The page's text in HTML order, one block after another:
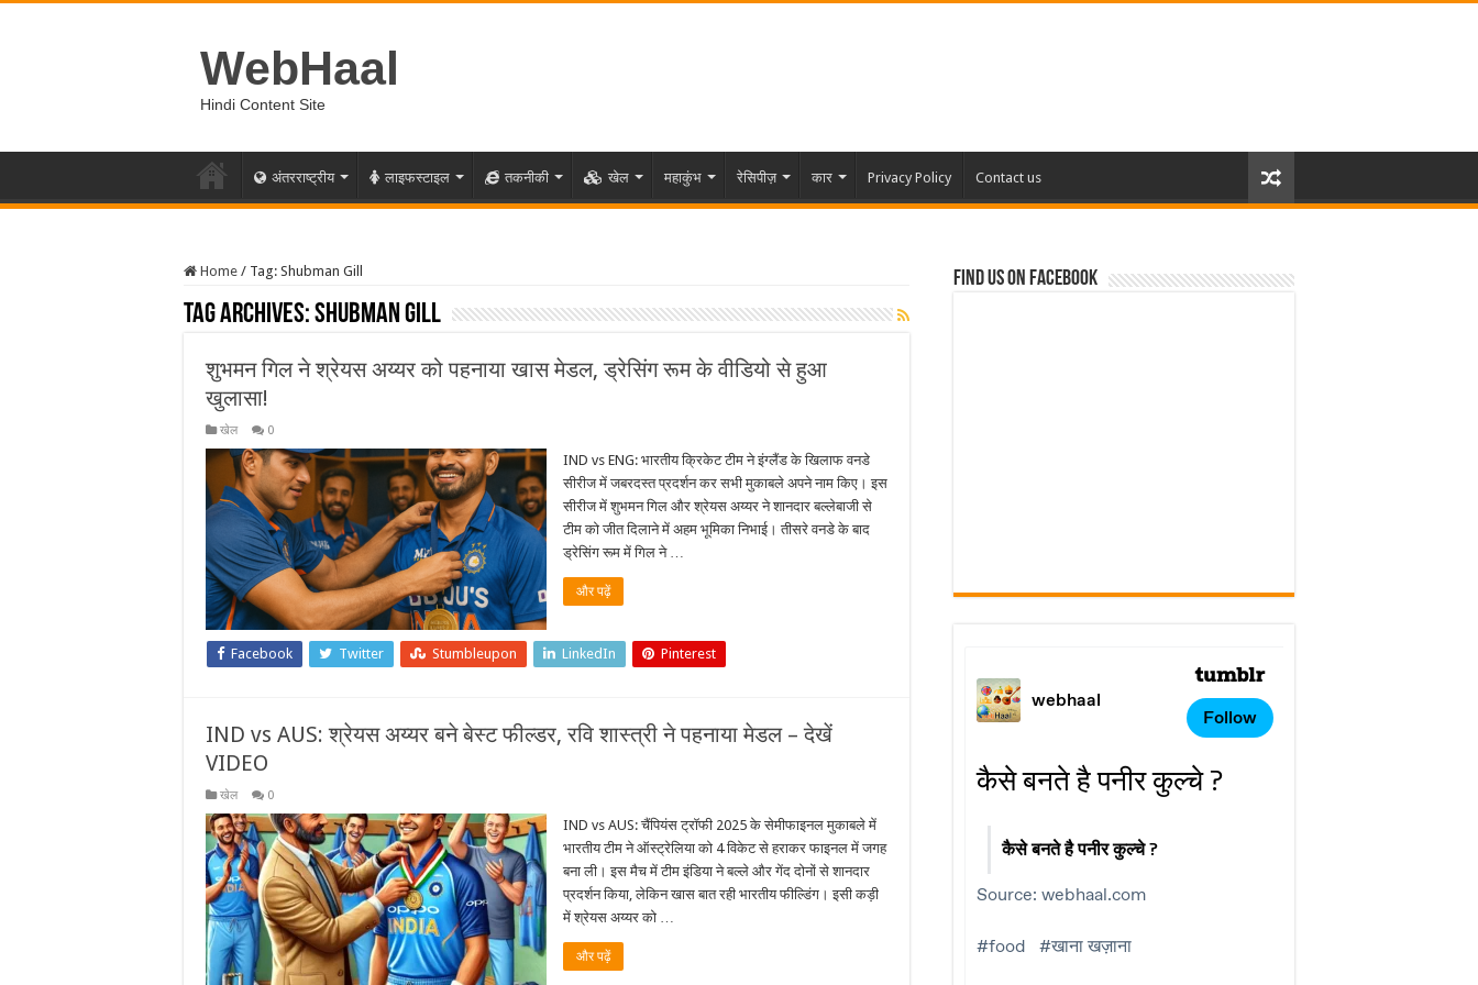
WebHaal
Hindi Content Site
अंतरराष्ट्रीय लाइफस्टाइल तकनीकी खेल महाकुंभ रेसिपीज़ कार Privacy Policy Contact us
Home / Tag: Shubman Gill
Tag Archives:Shubman Gill
शुभमन गिल ने श्रेयस अय्यर को पहनाया खास मेडल, ड्रेसिंग रूम के वीडियो से हुआ
खुलासा!
खेल 0
IND vs ENG: भारतीय क्रिकेट टीम ने इंग्लैंड के खिलाफ वनडे
सीरीज में जबरदस्त प्रदर्शन कर सभी मुकाबले अपने नाम किए। इस
सीरीज में शुभमन गिल और श्रेयस अय्यर ने शानदार बल्लेबाजी से
टीम को जीत दिलाने में अहम भूमिका निभाई। तीसरे वनडे के बाद
ड्रेसिंग रूम में गिल ने …
और पढ़ें
Facebook Twitter Stumbleupon LinkedIn Pinterest
IND vs AUS: श्रेयस अय्यर बने बेस्ट फील्डर, रवि शास्त्री ने पहनाया मेडल – देखें
VIDEO
खेल 0
IND vs AUS: चैंपियंस ट्रॉफी 2025 के सेमीफाइनल मुकाबले में
भारतीय टीम ने ऑस्ट्रेलिया को 4 विकेट से हराकर फाइनल में जगह
बना ली। इस मैच में टीम इंडिया ने बल्ले और गेंद दोनों से शानदार
प्रदर्शन किया, लेकिन खास बात रही भारतीय फील्डिंग। इसी कड़ी
में श्रेयस अय्यर को …
और पढ़ें
Find us on Facebook